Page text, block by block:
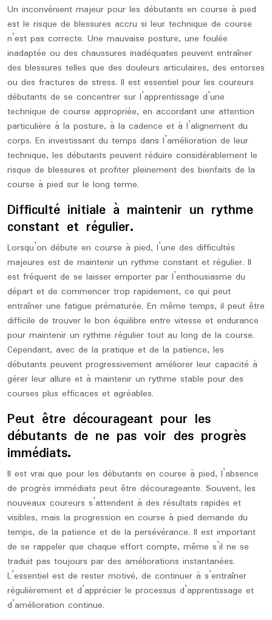
Un inconvénient majeur pour les débutants en course à pied
est le risque de blessures accru si leur technique de course
n’est pas correcte. Une mauvaise posture, une foulée
inadaptée ou des chaussures inadéquates peuvent entraîner
des blessures telles que des douleurs articulaires, des entorses
ou des fractures de stress. Il est essentiel pour les coureurs
débutants de se concentrer sur l’apprentissage d’une
technique de course appropriée, en accordant une attention
particulière à la posture, à la cadence et à l’alignement du
corps. En investissant du temps dans l’amélioration de leur
technique, les débutants peuvent réduire considérablement le
risque de blessures et profiter pleinement des bienfaits de la
course à pied sur le long terme.
Difficulté initiale à maintenir un rythme
constant et régulier.
Lorsqu’on débute en course à pied, l’une des difficultés
majeures est de maintenir un rythme constant et régulier. Il
est fréquent de se laisser emporter par l’enthousiasme du
départ et de commencer trop rapidement, ce qui peut
entraîner une fatigue prématurée. En même temps, il peut être
difficile de trouver le bon équilibre entre vitesse et endurance
pour maintenir un rythme régulier tout au long de la course.
Cependant, avec de la pratique et de la patience, les
débutants peuvent progressivement améliorer leur capacité à
gérer leur allure et à maintenir un rythme stable pour des
courses plus efficaces et agréables.
Peut être décourageant pour les
débutants de ne pas voir des progrès
immédiats.
Il est vrai que pour les débutants en course à pied, l’absence
de progrès immédiats peut être décourageante. Souvent, les
nouveaux coureurs s’attendent à des résultats rapides et
visibles, mais la progression en course à pied demande du
temps, de la patience et de la persévérance. Il est important
de se rappeler que chaque effort compte, même s’il ne se
traduit pas toujours par des améliorations instantanées.
L’essentiel est de rester motivé, de continuer à s’entraîner
régulièrement et d’apprécier le processus d’apprentissage et
d’amélioration continue.